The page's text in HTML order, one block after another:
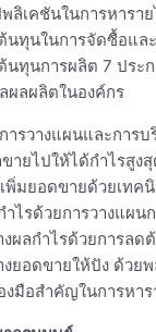
ลิเคชันในการหารา
นทุนในการจัดซื้อแล
นทุนการผลิต 7 ประ
ผลผลิตในองค์กร
รวางแผนและการบ
ายไปให้ได้กำไรสูง
พิ่มยอดขายด้วยเทค
ไรด้วยการวางแผน
ผลกำไรด้วยการล
ยอดขายให้ปัง ด้วยพ
งมือสำคัญในการหา